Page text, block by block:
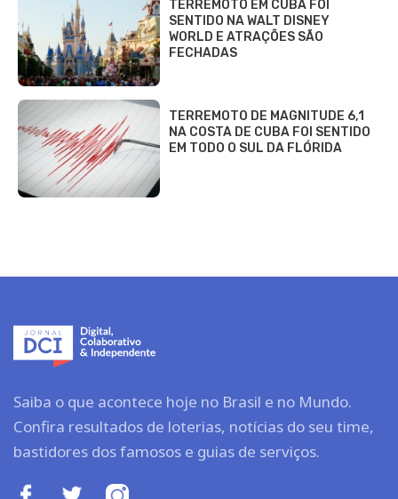
TERREMOTO EM CUBA FOI
SENTIDO NA WALT DISNEY
WORLD E ATRAÇÕES SÃO
FECHADAS
TERREMOTO DE MAGNITUDE 6,1
NA COSTA DE CUBA FOI SENTIDO
EM TODO O SUL DA FLÓRIDA
Saiba o que acontece hoje no Brasil e no Mundo.
Confira resultados de loterias, notícias do seu time,
bastidores dos famosos e guias de serviços.